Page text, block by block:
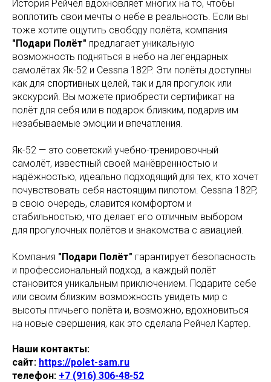
История Рейчел вдохновляет многих на то, чтобы
воплотить свои мечты о небе в реальность. Если вы
тоже хотите ощутить свободу полёта, компания
"Подари Полёт" предлагает уникальную
возможность подняться в небо на легендарных
самолётах Як-52 и Cessna 182P. Эти полёты доступны
как для спортивных целей, так и для прогулок или
экскурсий. Вы можете приобрести сертификат на
полёт для себя или в подарок близким, подарив им
незабываемые эмоции и впечатления.
Як-52 — это советский учебно-тренировочный
самолёт, известный своей манёвренностью и
надёжностью, идеально подходящий для тех, кто хочет
почувствовать себя настоящим пилотом. Cessna 182P,
в свою очередь, славится комфортом и
стабильностью, что делает его отличным выбором
для прогулочных полётов и знакомства с авиацией.
Компания "Подари Полёт" гарантирует безопасность
и профессиональный подход, а каждый полёт
становится уникальным приключением. Подарите себе
или своим близким возможность увидеть мир с
высоты птичьего полёта и, возможно, вдохновиться
на новые свершения, как это сделала Рейчел Картер.
Наши контакты:
сайт: https://polet-sam.ru
телефон: +7 (916) 306-48-52